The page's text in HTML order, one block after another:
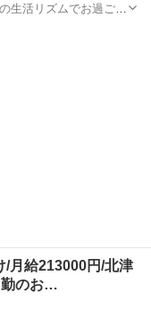
活リズムでお過ごし
/月給213000円/北津
勤のお…